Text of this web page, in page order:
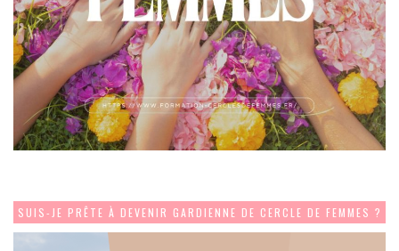
SUIS-JE PRÊTE À DEVENIR GARDIENNE DE CERCLE DE FEMMES ?